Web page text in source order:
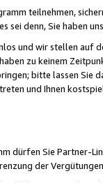
teilnehmen,
sei denn, Sie haben
und wir stellen auf
zu keinem
bitte lassen Sie
und Ihnen
dürfen Sie Partner-
der